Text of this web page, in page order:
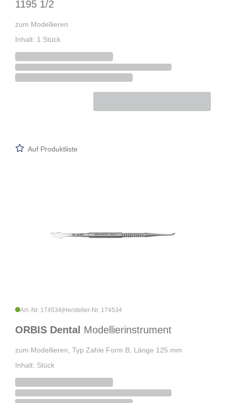
1195 1/2
zum Modellieren
Inhalt: 1 Stück
Auf Produktliste
Art.-Nr. 174534 Hersteller-Nr. 174534
ORBIS Dental Modellierinstrument
zum Modellieren, Typ Zahle Form B, Länge 125 mm
Inhalt: Stück